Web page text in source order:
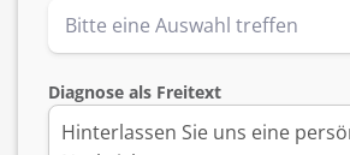
Diagnose als Freitext